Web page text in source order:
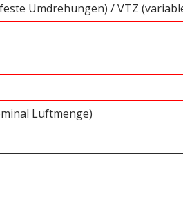
Umdrehungen) / VTZ
Luftmenge)